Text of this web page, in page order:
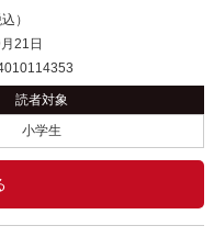
）
21日
読者対象
小学生